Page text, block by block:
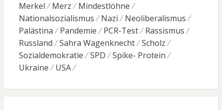
Merkel
Merz
Mindestlöhne
Nationalsozialismus
Nazi
Neoliberalismus
Palästina
Pandemie PCR-Test
Rassismus
Russland
Sahra Wagenknecht
Scholz
Sozialdemokratie
SPD
Spike- Protein
Ukraine
USA